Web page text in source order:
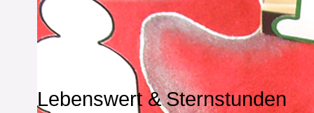
Lebenswert & Sternstunden